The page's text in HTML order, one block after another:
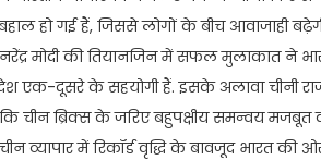
हो गई हैं, जिससे लोगों के बीच आवाजाही
नरेंद्र मोदी की तियानजिन में सफल मुलाकात ने
देश एक-दूसरे के सहयोगी हैं. इसके अलावा चीनी
चीन ब्रिक्स के जरिए बहुपक्षीय समन्वय
व्यापार में रिकॉर्ड वृद्धि के बावजूद भारत की